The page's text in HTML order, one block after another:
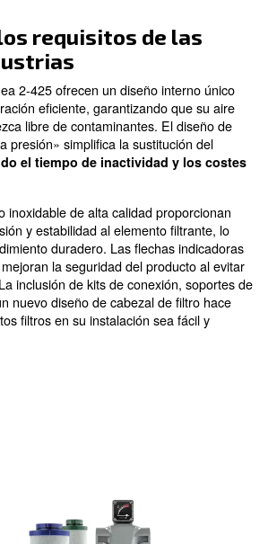
vienen con kits de conexión
en condiciones operativas de
los requisitos de
el tiempo de inactividad y